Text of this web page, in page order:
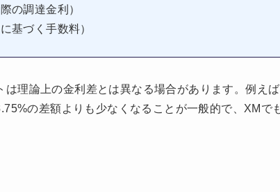
の調達金利）
基づく手数料）
理論上の金利差とは異なる場合があります。例え
の差額よりも少なくなることが一般的で、XM